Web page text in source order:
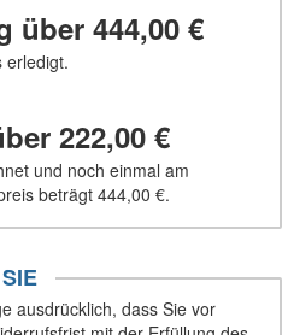
über 444,00 €
erledigt.
222,00 €
und noch einmal am
beträgt 444,00 €.
ausdrücklich, dass Sie vor